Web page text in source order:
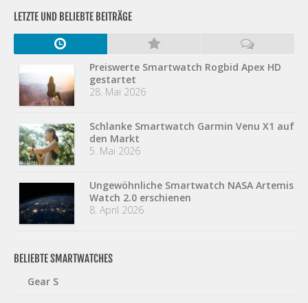
LETZTE UND BELIEBTE BEITRÄGE
Preiswerte Smartwatch Rogbid Apex HD
gestartet
28. Mai 2026
Schlanke Smartwatch Garmin Venu X1 auf
den Markt
5. Mai 2026
Ungewöhnliche Smartwatch NASA Artemis
Watch 2.0 erschienen
8. April 2026
BELIEBTE SMARTWATCHES
Gear S